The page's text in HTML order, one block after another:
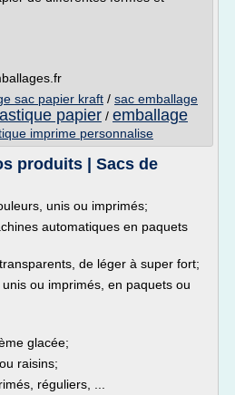
sac papier kraft / sac emballage
papier / emballage
imprime personnalise
produits | Sacs de
unis ou imprimés;
automatiques en paquets
de léger à super fort;
ou imprimés, en paquets ou
glacée;
raisins;
réguliers, ...